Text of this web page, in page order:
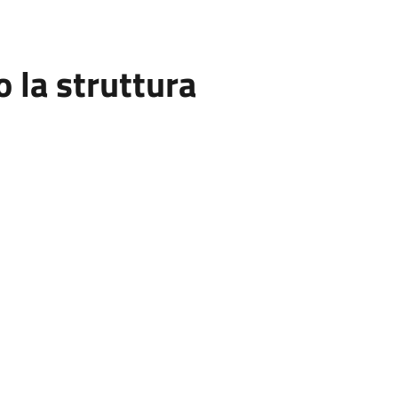
la struttura